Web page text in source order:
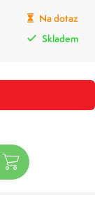
Na dotaz
Skladem